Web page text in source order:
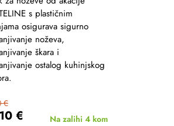
€
€
Na zalihi 4 kom
s plastičnim
osigurava sigurno
noževa,
škara i
ostalog kuhinjskog